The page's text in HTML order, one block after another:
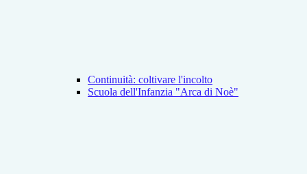
Continuità: coltivare l'incolto
Scuola dell'Infanzia "Arca di Noè"